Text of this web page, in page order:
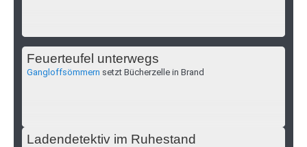
Feuerteufel unterwegs
Gangloffsömmern setzt Bücherzelle in Brand
Ladendetektiv im Ruhestand